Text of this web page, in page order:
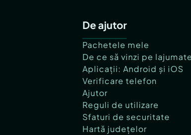
De ajutor
Pachetele mele
De ce să vinzi pe
Aplicații: Android și iOS
Verificare telefon
Ajutor
Reguli de utilizare
Sfaturi de securitate
Hartă județelor